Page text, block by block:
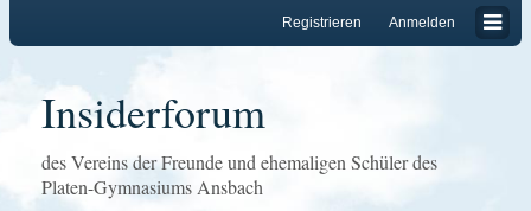
Anmelden
Registrieren
Insiderforum
des Vereins der Freunde und ehemaligen Schüler des
Platen-Gymnasiums Ansbach